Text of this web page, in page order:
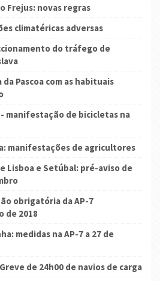
Frejus: novas regras
climatéricas adversas
do tráfego de
da Pascoa com as habituais
manifestação de bicicletas na
manifestações de agricultores
Lisboa e Setúbal: pré-aviso de
obrigatória da AP-7
de 2018
medidas na AP-7 a 27 de
de 24h00 de navios de carga